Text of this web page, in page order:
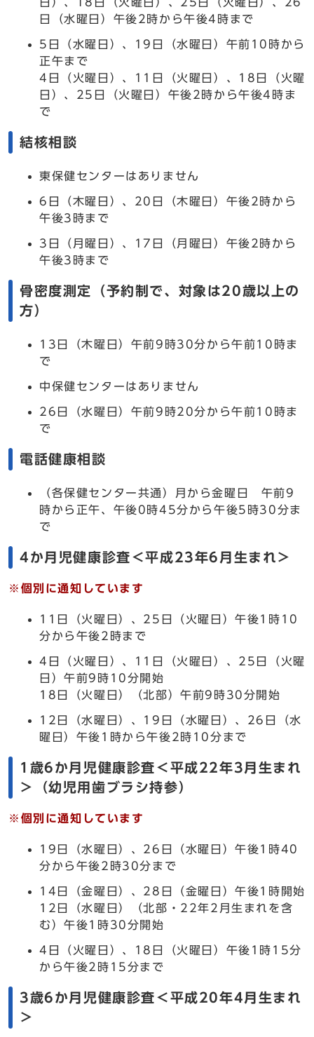
日（水曜日）午後2時から午後4時まで
5日（水曜日）、19日（水曜日）午前10時から
正午まで
4日（火曜日）、11日（火曜日）、18日（火曜
日）、25日（火曜日）午後2時から午後4時ま
で
結核相談
東保健センターはありません
6日（木曜日）、20日（木曜日）午後2時から
午後3時まで
3日（月曜日）、17日（月曜日）午後2時から
午後3時まで
骨密度測定（予約制で、対象は20歳以上の
方）
13日（木曜日）午前9時30分から午前10時ま
で
中保健センターはありません
26日（水曜日）午前9時20分から午前10時ま
で
電話健康相談
（各保健センター共通）月から金曜日 午前9
時から正午、午後0時45分から午後5時30分ま
で
4か月児健康診査＜平成23年6月生まれ＞
※個別に通知しています
11日（火曜日）、25日（火曜日）午後1時10
分から午後2時まで
4日（火曜日）、11日（火曜日）、25日（火曜
日）午前9時10分開始
18日（火曜日）（北部）午前9時30分開始
12日（水曜日）、19日（水曜日）、26日（水
曜日）午後1時から午後2時10分まで
1歳6か月児健康診査＜平成22年3月生まれ
＞（幼児用歯ブラシ持参）
※個別に通知しています
19日（水曜日）、26日（水曜日）午後1時40
分から午後2時30分まで
14日（金曜日）、28日（金曜日）午後1時開始
12日（水曜日）（北部・22年2月生まれを含
む）午後1時30分開始
4日（火曜日）、18日（火曜日）午後1時15分
から午後2時15分まで
3歳6か月児健康診査＜平成20年4月生まれ
＞